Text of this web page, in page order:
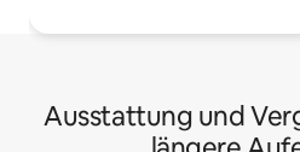
Ausstattung und